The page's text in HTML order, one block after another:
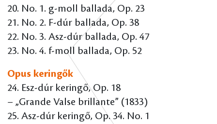
20. No. 1. g-moll ballada, Op. 23
21. No. 2. F-dúr ballada, Op. 38
22. No. 3. Asz-dúr ballada, Op. 47
23. No. 4. f-moll ballada, Op. 52
Opus keringők
24. Esz-dúr keringő, Op. 18
– „Grande Valse brillante” (1833)
25. Asz-dúr keringő, Op. 34. No. 1